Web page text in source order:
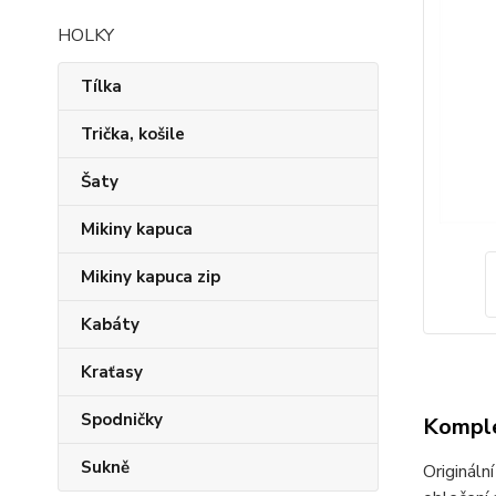
HOLKY
Tílka
Trička, košile
Šaty
Mikiny kapuca
Mikiny kapuca zip
Kabáty
Kraťasy
Spodničky
Sukně